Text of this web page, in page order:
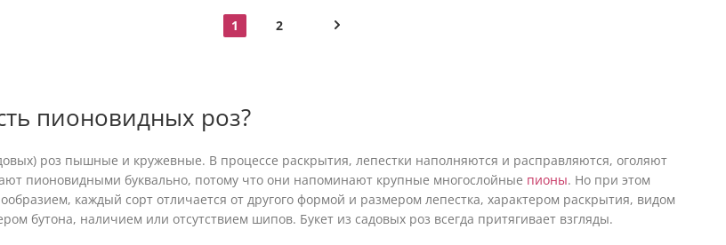
1 2
пионовидных роз?
роз пышные и кружевные. В процессе раскрытия, лепестки наполняются и расправляются, оголяют
пионовидными буквально, потому что они напоминают крупные многослойные пионы. Но при этом
каждый сорт отличается от другого формой и размером лепестка, характером раскрытия, видом
бутона, наличием или отсутствием шипов. Букет из садовых роз всегда притягивает взгляды.